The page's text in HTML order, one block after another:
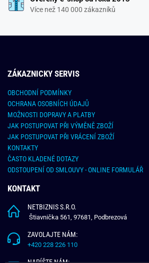
Více než 140 000 zákazníků
ZÁKAZNICKY SERVIS
OBCHODNÍ PODMÍNKY
OCHRANA OSOBNÍCH ÚDAJŮ
MOŽNOSTI DOPRAVY A PLATBY
JAK POSTUPOVAT PŘI VÝMĚNĚ ZBOŽÍ
JAK POSTUPOVAT PŘI VRÁCENÍ ZBOŽÍ
KONTAKTY
ČASTO KLADENÉ DOTAZY
ODSTOUPENÍ OD SMLOUVY - ONLINE FORMULÁŘ
KONTAKT
NETBIZNIS S.R.O.
Štiavnička 561, 97681, Podbrezová
ZAVOLAJTE NÁM:
+420 228 226 110